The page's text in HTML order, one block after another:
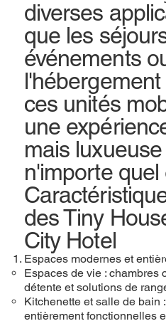
diverses
que les
événements
ces unités
une
mais
n'importe quel
des Tiny
City Hotel
Espaces modernes et
Espaces de vie : chambres
détente et solutions de
Kitchenette et salle de bain
entièrement fonctionnelles